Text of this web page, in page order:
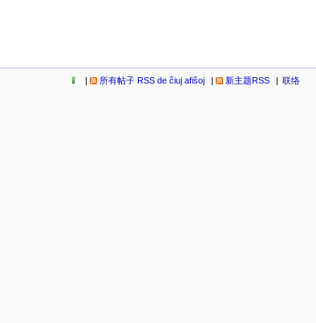
所有帖子 RSS de ĉiuj afiŝoj 新主题RSS 联络